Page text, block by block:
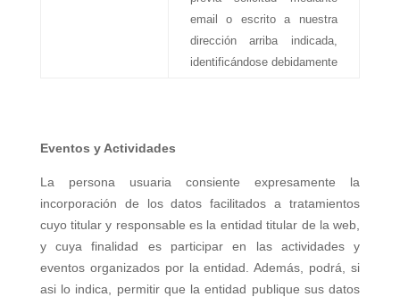
email o escrito a nuestra
dirección arriba indicada,
identificándose debidamente
Eventos y Actividades
La persona usuaria consiente expresamente la
incorporación de los datos facilitados a tratamientos
cuyo titular y responsable es la entidad titular de la web,
y cuya finalidad es participar en las actividades y
eventos organizados por la entidad. Además, podrá, si
asi lo indica, permitir que la entidad publique sus datos